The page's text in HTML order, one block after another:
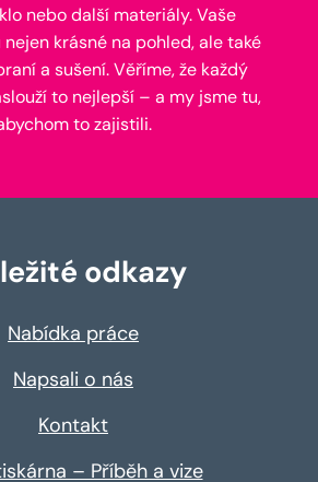
nebo další materiály. Vaše
krásné na pohled, ale také
a sušení. Věříme, že každý
to nejlepší – a my jsme tu,
to zajistili.
odkazy
Nabídka práce
Napsali o nás
Kontakt
– Příběh a vize